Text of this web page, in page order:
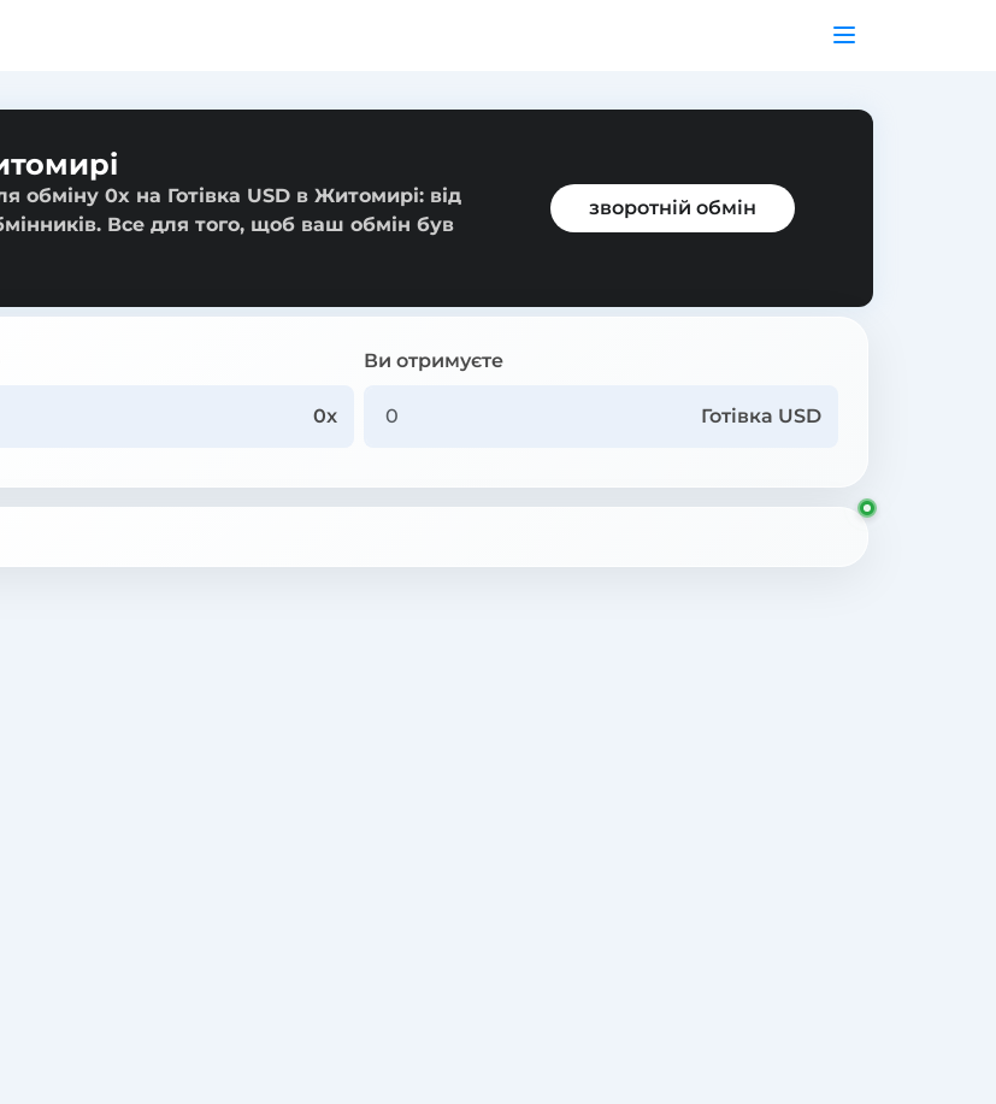
обміну 0x на Готівка USD в Житомирі: від
Все для того, щоб ваш обмін був
зворотній обмін
0x
Ви отримуєте
Готівка USD